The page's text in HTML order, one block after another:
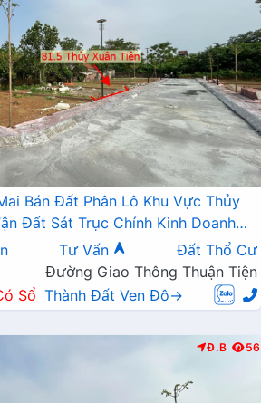
Bán Đất Phân Lô Khu Vực Thủy
Đất Sát Trục Chính Kinh Doanh
Tư Vấn
Đất Thổ Cư
Đường Giao Thông Thuận Tiện
Sổ Thành Đất Ven Đô→
Đ.B 56